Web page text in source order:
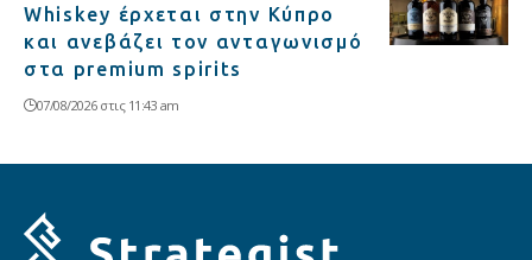
Whiskey έρχεται στην Κύπρο
και ανεβάζει τον ανταγωνισμό
στα premium spirits
07/08/2026 στις 11:43 am